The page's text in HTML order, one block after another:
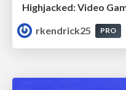
Highjacked: Video
rkendrick25
PRO